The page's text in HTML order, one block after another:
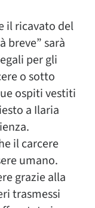
il ricavato del
breve” sarà
per gli
o sotto
ospiti vestiti
a Ilaria
il carcere
umano.
grazie alla
trasmessi